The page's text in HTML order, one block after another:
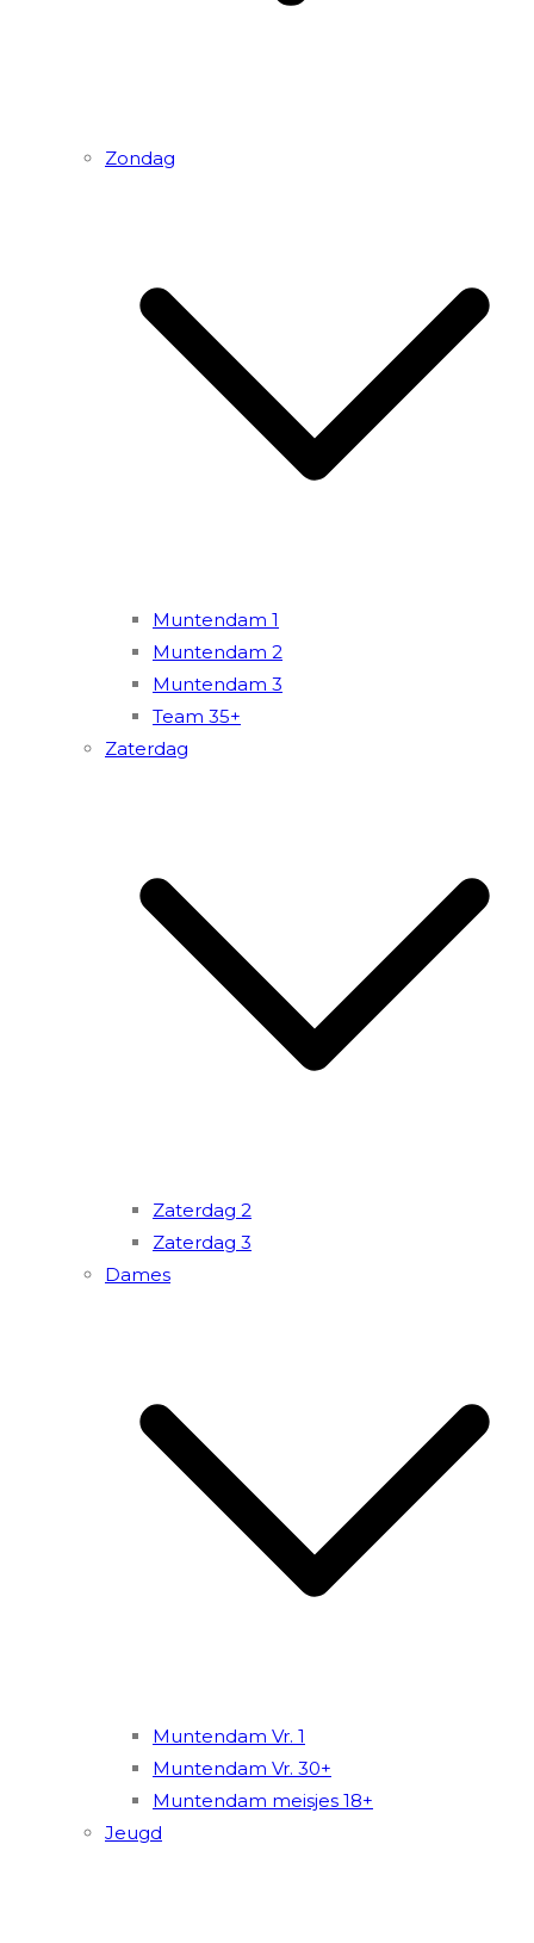
Zondag
Muntendam 1
Muntendam 2
Muntendam 3
Team 35+
Zaterdag
Zaterdag 2
Zaterdag 3
Dames
Muntendam Vr. 1
Muntendam Vr. 30+
Muntendam meisjes 18+
Jeugd